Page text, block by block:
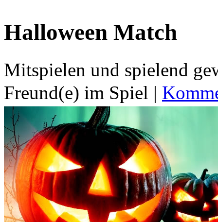
Halloween Match
Mitspielen und spielend
Freund(e) im Spiel |